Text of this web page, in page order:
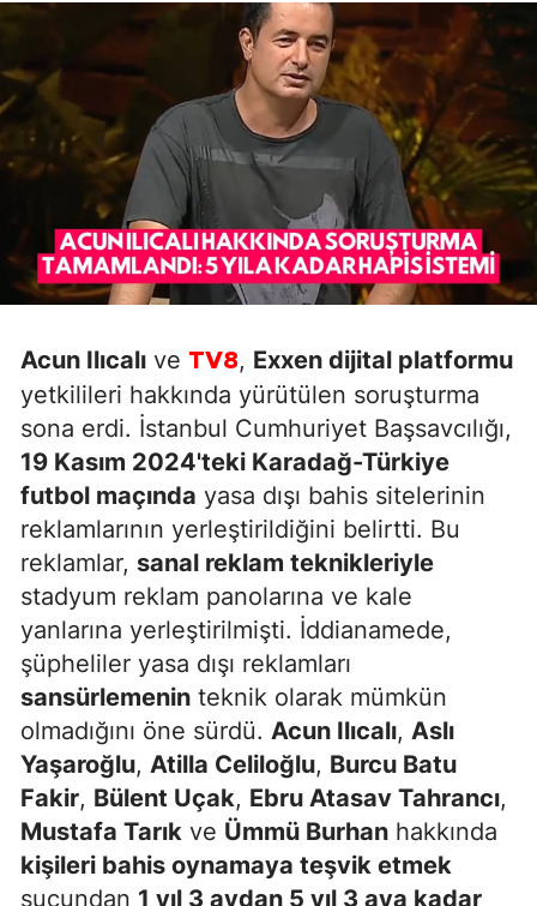
Acun Ilıcalı ve TV8, Exxen dijital platformu
yetkilileri hakkında yürütülen soruşturma
sona erdi. İstanbul Cumhuriyet Başsavcılığı,
19 Kasım 2024'teki Karadağ-Türkiye
futbol maçında yasa dışı bahis sitelerinin
reklamlarının yerleştirildiğini belirtti. Bu
reklamlar, sanal reklam teknikleriyle
stadyum reklam panolarına ve kale
yanlarına yerleştirilmişti. İddianamede,
şüpheliler yasa dışı reklamları
sansürlemenin teknik olarak mümkün
olmadığını öne sürdü. Acun Ilıcalı, Aslı
Yaşaroğlu, Atilla Celiloğlu, Burcu Batu
Fakir, Bülent Uçak, Ebru Atasav Tahrancı,
Mustafa Tarık ve Ümmü Burhan hakkında
kişileri bahis oynamaya teşvik etmek
suçundan 1 yıl 3 aydan 5 yıl 3 aya kadar